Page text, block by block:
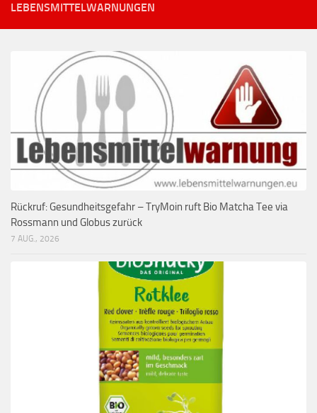
LEBENSMITTELWARNUNGEN
Rückruf: Gesundheitsgefahr – TryMoin ruft Bio Matcha Tee via
Rossmann und Globus zurück
7 AUG., 2026